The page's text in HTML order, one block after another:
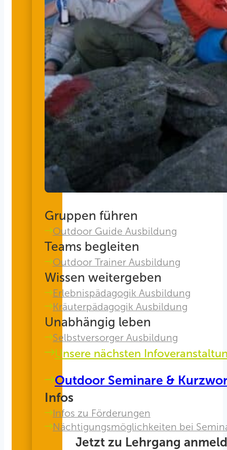
Gruppen führen
Outdoor Guide Ausbildung
Teams begleiten
Outdoor Trainer Ausbildung
Wissen weitergeben
Erlebnispädagogik Ausbildung
Kräuterpädagogik Ausbildung
Unabhängig leben
Selbstversorger Ausbildung
Unsere nächsten
Outdoor Seminare &
Infos
Infos zu Förderungen
Nächtigungsmöglichkeiten bei
Jetzt zu Lehrgang